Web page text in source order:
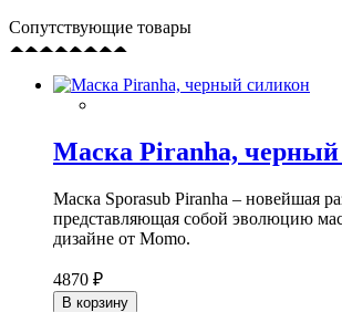
Сопутствующие товары
Маска Piranha, черный
Маска Sporasub Piranha – новейшая
представляющая собой эволюцию
дизайне от Momo.
4870 ₽
В корзину